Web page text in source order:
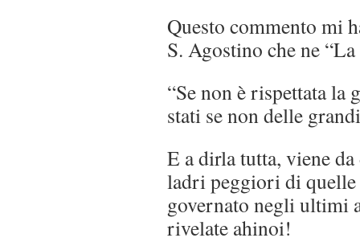
Questo commento mi
S. Agostino che ne
“Se non è rispettata la
stati se non delle
E a dirla tutta, viene
ladri peggiori di quelle
governato negli ultimi
rivelate ahinoi!